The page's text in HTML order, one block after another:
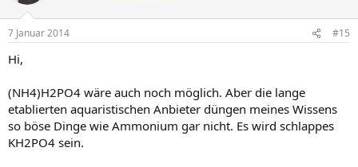
7 Januar 2014 #15
Hi,
(NH4)H2PO4 wäre auch noch möglich. Aber die lange
etablierten aquaristischen Anbieter düngen meines Wissens
so böse Dinge wie Ammonium gar nicht. Es wird schlappes
KH2PO4 sein.